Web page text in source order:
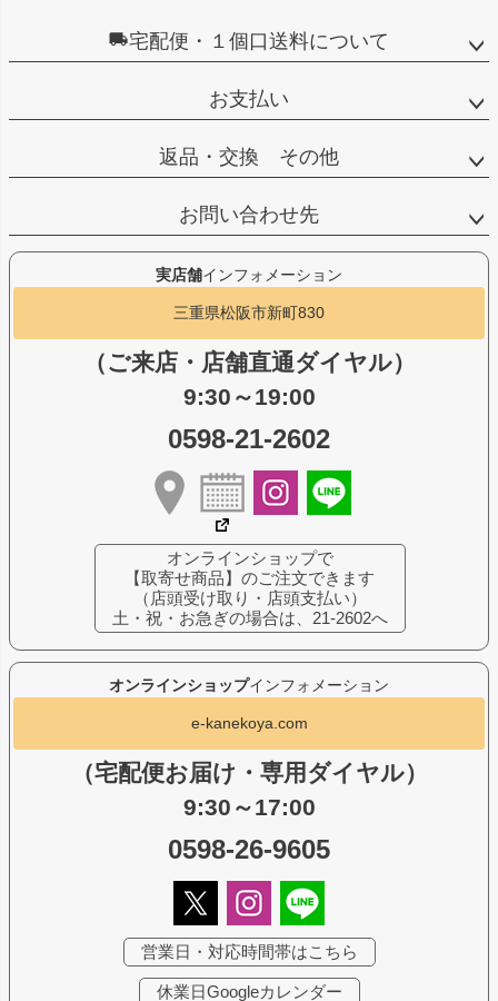
宅配便・１個口送料について
お支払い
返品・交換 その他
お問い合わせ先
オンラインショップインフォメーション
e-kanekoya.com
（宅配便お届け・専用ダイヤル）
9:30～17:00
0598-26-9605
営業日・対応時間帯はこちら
休業日Googleカレンダー
実店舗インフォメーション
三重県松阪市新町830
（ご来店・店舗直通ダイヤル）
9:30～19:00
0598-21-2602
オンラインショップで
【取寄せ商品】のご注文できます
（店頭受け取り・店頭支払い）
土・祝・お急ぎの場合は、21-2602へ